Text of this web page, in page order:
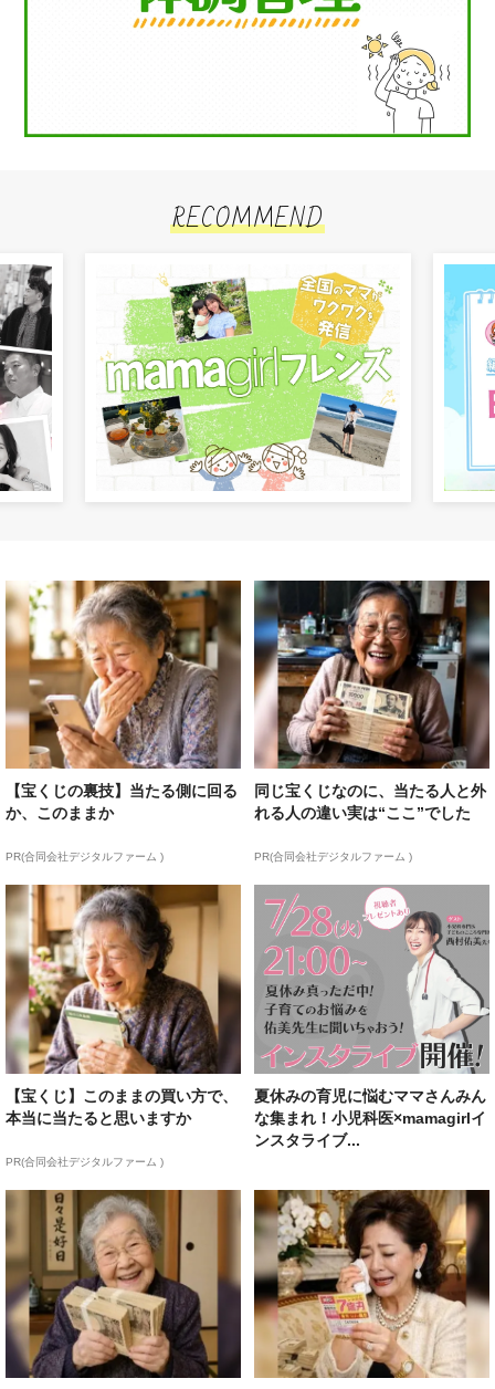
RECOMMEND
【宝くじの裏技】当たる側に回る
か、このままか
PR(合同会社デジタルファーム )
同じ宝くじなのに、当たる人と外
れる人の違い実は“ここ”でした
PR(合同会社デジタルファーム )
【宝くじ】このままの買い方で、
本当に当たると思いますか
PR(合同会社デジタルファーム )
夏休みの育児に悩むママさんみん
な集まれ！小児科医×mamagirlイ
ンスタライブ...